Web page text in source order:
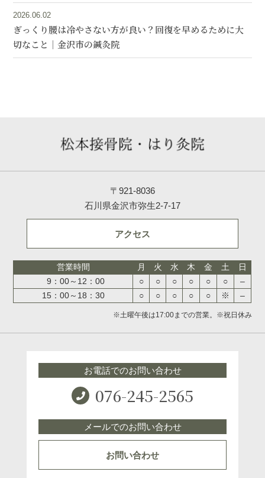
2026.06.02
ぎっくり腰は冷やさない方が良い？回復を早めるために大
切なこと｜金沢市の鍼灸院
〒921-8036
石川県金沢市弥生2-7-17
アクセス
営業時間 月 火 水 木 金 土
日
9：00～12：00
○ ○ ○ ○ ○ ○
–
15：00～18：30
○ ○ ○ ○ ○ ※ –
※土曜午後は17:00までの営業。※祝日休み
お電話でのお問い合わせ
076-245-2565
メールでのお問い合わせ
お問い合わせ